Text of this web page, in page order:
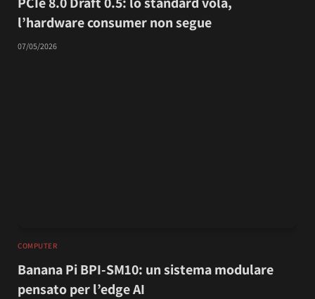
l’hardware consumer non segue
07/05/2026
COMPUTER
Banana Pi BPI-SM10: un sistema modulare
pensato per l’edge AI